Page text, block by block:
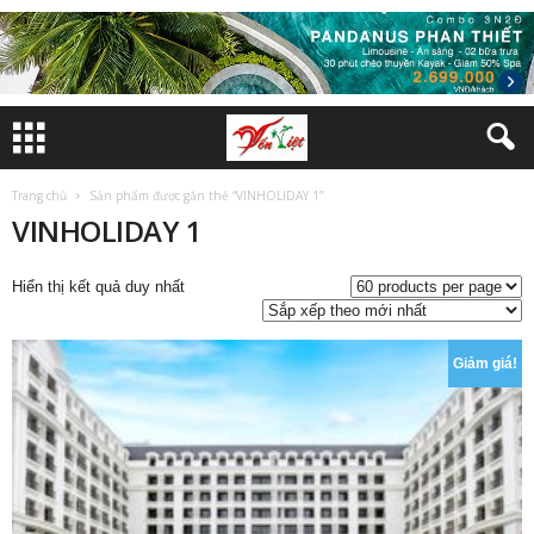
Trang chủ Sản phẩm được gắn thẻ “VINHOLIDAY 1”
VINHOLIDAY 1
Hiển thị kết quả duy nhất
Giảm giá!